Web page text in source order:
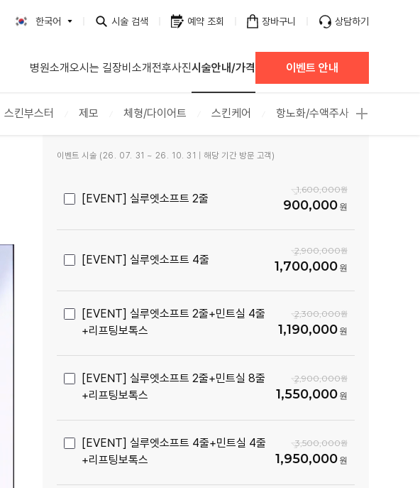
한국어
English
简体字
시술 검색 예약 조회 장바구니 상담하기
병원소개오시는 길장비소개전후사진시술안내/가격 이벤트 안내
스킨부스터 제모 체형/다이어트 스킨케어 항노화/수액주사
이벤트 시술 (26. 07. 31 ~ 26. 10. 31 | 해당 기간 방문 고객)
[EVENT] 실루엣소프트 2줄
1,600,000
900,000
[EVENT] 실루엣소프트 4줄
2,900,000
1,700,000
[EVENT] 실루엣소프트 2줄+민트실 4줄
+리프팅보톡스
2,300,000
1,190,000
[EVENT] 실루엣소프트 2줄+민트실 8줄
+리프팅보톡스
2,900,000
1,550,000
[EVENT] 실루엣소프트 4줄+민트실 4줄
+리프팅보톡스
3,500,000
1,950,000